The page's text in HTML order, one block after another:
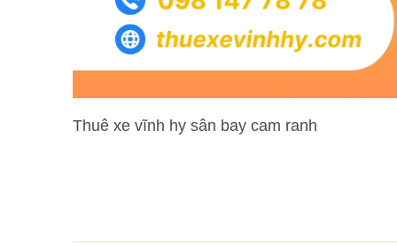
Thuê xe vĩnh hy sân bay cam ranh